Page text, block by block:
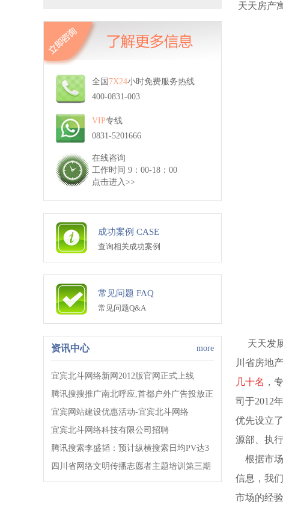
全国 7X24小时免费服务热线
400-0831-003
VIP专线
0831-5201666
在线咨询
工作时间 9：00-18：00
点击进入>>
成功案例 CASE
查询相关成功案例
常见问题 FAQ
常见问题Q&A
资讯中心 more
宜宾北斗网络新网2012版官网正式上线
腾讯搜搜推广南北呼应,首都户外广告投放正
式启动!!!
宜宾网站建设优惠活动-宜宾北斗网络
宜宾北斗网络科技有限公司招聘
腾讯搜索李盛韬：预计纵横搜索日均PV达3
亿!
四川省网络文明传播志愿者主题培训第三期
开班!
天天房产
天天发展
川省房地
几十名 ，
司于2012
优先设立
源部、执
根据市场
信息，我
市场的经